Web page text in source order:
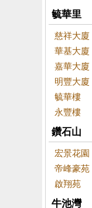
毓華里
慈祥大廈
華基大廈
嘉華大廈
明豐大廈
毓華樓
永豐樓
鑽石山
宏景花園
帝峰豪苑
啟翔苑
牛池灣